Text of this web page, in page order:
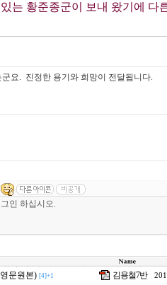
는 황준종군이 보내 왔기에 다
요. 진정한 용기와 희망이 전달됩니다.
문원본) [4]+1 김용철7반